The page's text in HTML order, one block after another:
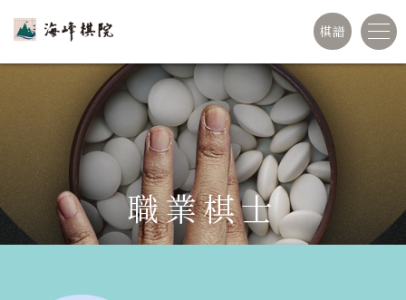
棋譜
職業棋士